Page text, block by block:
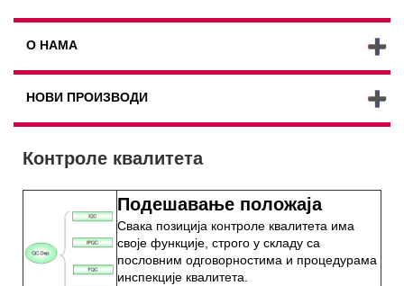
О НАМА
НОВИ ПРОИЗВОДИ
Контроле квалитета
Подешавање положаја
Свака позиција контроле квалитета има
своје функције, строго у складу са
пословним одговорностима и процедурама
инспекције квалитета.